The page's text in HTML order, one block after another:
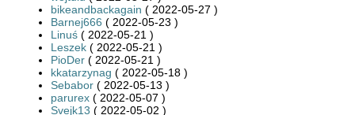
bikeandbackagain ( 2022-05-27 )
Barnej666 ( 2022-05-23 )
Linuś ( 2022-05-21 )
Leszek ( 2022-05-21 )
PioDer ( 2022-05-21 )
kkatarzynag ( 2022-05-18 )
Sebabor ( 2022-05-13 )
parurex ( 2022-05-07 )
Svejk13 ( 2022-05-02 )